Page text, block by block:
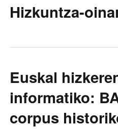
Hizkuntza-
Euskal
informatiko:
corpus